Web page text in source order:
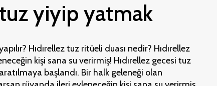
tuz yiyip yatmak
Hıdırellez tuz ritüeli duası nedir? Hıdırellez
kişi sana su verirmiş! Hıdırellez gecesi tuz
başlandı. Bir halk geleneği olan